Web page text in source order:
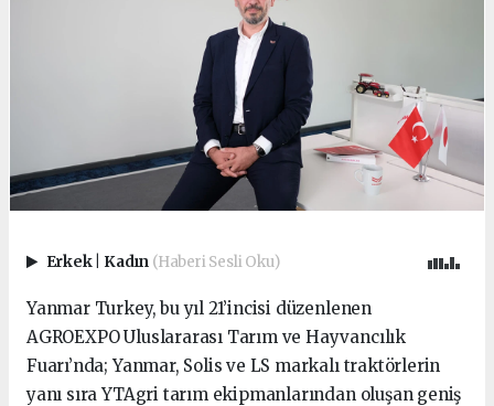
Erkek Kadın (Haberi Sesli Oku)
Yanmar Turkey, bu yıl 21’incisi düzenlenen
AGROEXPO Uluslararası Tarım ve Hayvancılık
Fuarı’nda; Yanmar, Solis ve LS markalı traktörlerin
yanı sıra YTAgri tarım ekipmanlarından oluşan geniş